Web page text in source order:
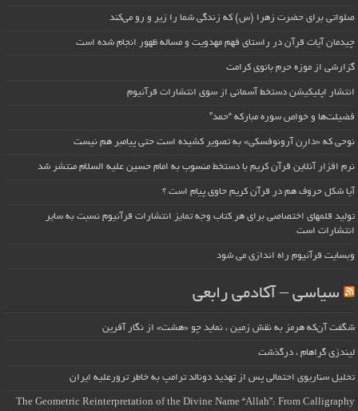
صلواتی برای حضرت زهرا (س) که زندگی شما را زیر و رو می‌کند
چیدمان آیات قرآن در راستای فهم مهدویت و مساله ظهور انجام شده است
گزارشی از موزه حرم بانوی کرامت
انتشار اپلیکیشن دستخط آسمانی از سوی انتشارات قرآنیوم
فضیلت‌ها و خواص سوره مبارکه “حمد”
نوحی که «دارِن آرونوفسکی» به تصویر کشیده است حتی پیامبر هم نیست
نرم افزار آنلاین قرآن کریم با دستخط منسوب به امام حسین علیه السلام منتشر شد
آیا شکل حروف هم در قرآن کریم حاوی پیام است ؟
تولید قلمهای اختصاصی برای هر کتاب وجه تمایز انتشارات قرآنیوم نسبت به سایر
انتشارات است
وبسایت قرآنیوم راه اندازی می شود
سیاسی – آکادمی رابعی
شگفت آن‌که هرمز به نقش زمین ، نماید چو «هشت» از نگار آفرین
لیندزی گراهام ، درگذشت
تحلیل سناریوی احتمالی پس از تهدید دونالد ترامپ به خاطر ترورعلیه ایران
The Geometric Reinterpretation of the Divine Name “Allah”: From Calligraphy